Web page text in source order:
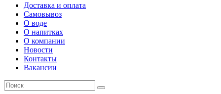
Доставка и оплата
Самовывоз
О воде
О напитках
О компании
Новости
Контакты
Вакансии